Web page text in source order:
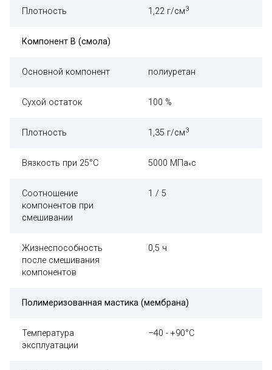
Плотность 1,22 г/см3
Компонент В (смола)
Основной компонент полиуретан
Сухой остаток 100 %
Плотность 1,35 г/см3
Вязкость при 25°С 5000 МПа*с
Соотношение
компонентов при
смешивании
1 / 5
Жизнеспособность
после смешивания
компонентов
0,5 ч
Полимеризованная мастика (мембрана)
Температура
эксплуатации
–40 - +90°C